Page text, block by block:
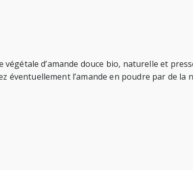
d’amande douce bio, naturelle et
éventuellement l’amande en poudre par de